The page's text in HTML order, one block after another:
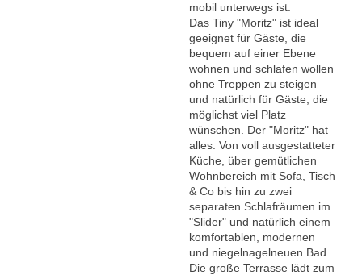
mobil unterwegs ist.
Das Tiny "Moritz" ist ideal
geeignet für Gäste, die
bequem auf einer Ebene
wohnen und schlafen wollen
ohne Treppen zu steigen
und natürlich für Gäste, die
möglichst viel Platz
wünschen. Der "Moritz" hat
alles: Von voll ausgestatteter
Küche, über gemütlichen
Wohnbereich mit Sofa, Tisch
& Co bis hin zu zwei
separaten Schlafräumen im
"Slider" und natürlich einem
komfortablen, modernen
und niegelnagelneuen Bad.
Die große Terrasse lädt zum